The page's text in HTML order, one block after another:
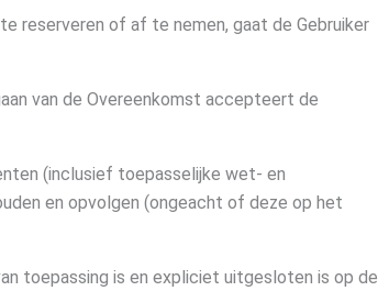
reserveren of af te nemen, gaat de Gebruiker
van de Overeenkomst accepteert de
(inclusief toepasselijke wet- en
en opvolgen (ongeacht of deze op het
toepassing is en expliciet uitgesloten is op de